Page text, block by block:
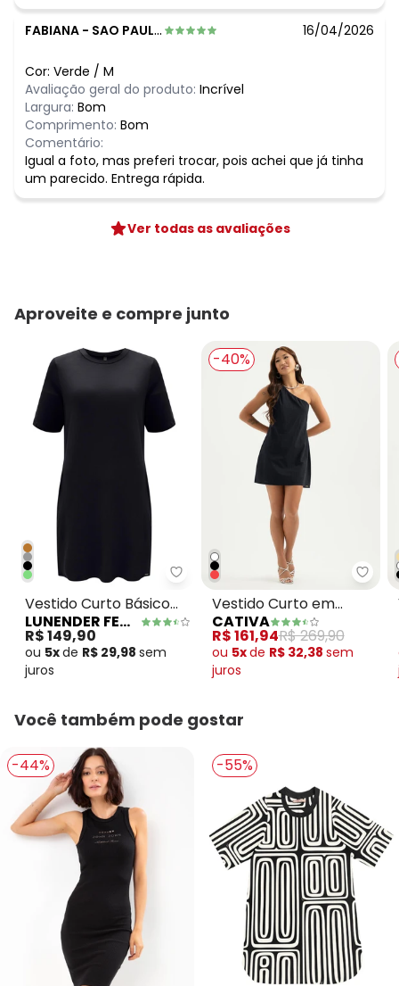
FABIANA - SAO PAULO - SP 16/04/2026
Cor: Verde / M
Avaliação geral do produto: Incrível
Largura: Bom
Comprimento: Bom
Comentário:
Igual a foto, mas preferi trocar, pois achei que já tinha
um parecido. Entrega rápida.
Ver todas as avaliações
Aproveite e compre junto
Lunender Feminina - Vestido
Vestido Curto Básico
com Bolsos Preto
LUNENDER FEMININA
R$ 149,90
ou 5xde R$ 29,98 sem
juros
-40%
Vestido Curto em
Algodão Preto
CATIVA
R$ 161,94R$ 269,90
ou 5xde R$ 32,38 sem
juros
Você também pode gostar
-44% -55%